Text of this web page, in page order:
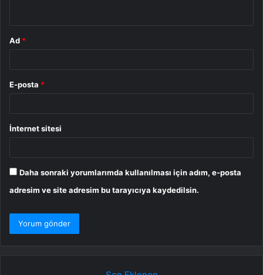
Ad *
E-posta *
İnternet sitesi
Daha sonraki yorumlarımda kullanılması için adım, e-posta
adresim ve site adresim bu tarayıcıya kaydedilsin.